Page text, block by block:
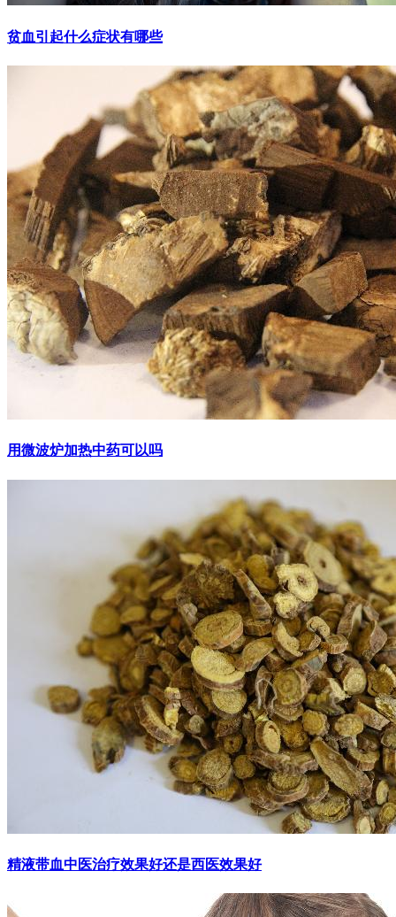
贫血引起什么症状有哪些
用微波炉加热中药可以吗
精液带血中医治疗效果好还是西医效果好